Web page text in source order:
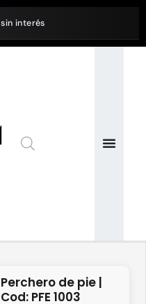
sin interés
Perchero de pie |
Cod: PFE 1003